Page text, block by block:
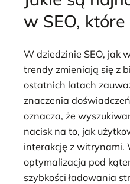
w SEO,
W dziedzinie SEO, jak
trendy zmieniają się z
ostatnich latach
znaczenia
oznacza, że
nacisk na to, jak
interakcję z witrynami.
optymalizacja pod
szybkości ładowania